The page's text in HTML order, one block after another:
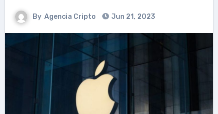
By Agencia Cripto Jun 21, 2023